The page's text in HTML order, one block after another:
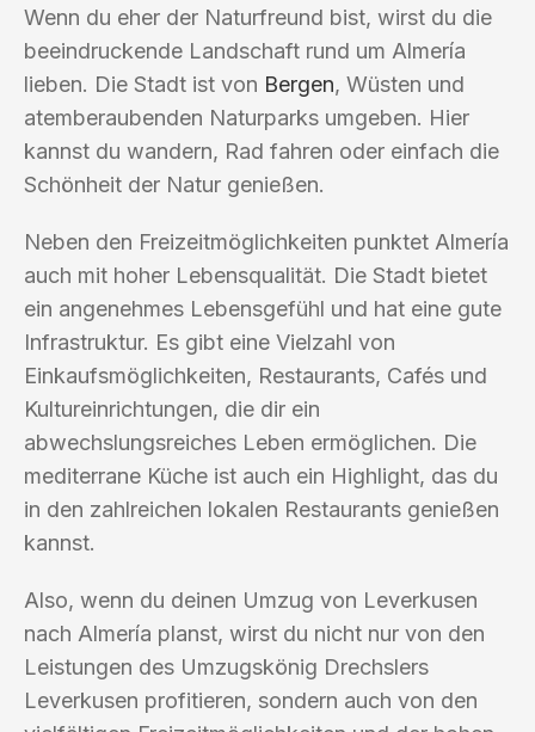
Wenn du eher der Naturfreund bist, wirst du die
beeindruckende Landschaft rund um Almería
lieben. Die Stadt ist von Bergen, Wüsten und
atemberaubenden Naturparks umgeben. Hier
kannst du wandern, Rad fahren oder einfach die
Schönheit der Natur genießen.
Neben den Freizeitmöglichkeiten punktet Almería
auch mit hoher Lebensqualität. Die Stadt bietet
ein angenehmes Lebensgefühl und hat eine gute
Infrastruktur. Es gibt eine Vielzahl von
Einkaufsmöglichkeiten, Restaurants, Cafés und
Kultureinrichtungen, die dir ein
abwechslungsreiches Leben ermöglichen. Die
mediterrane Küche ist auch ein Highlight, das du
in den zahlreichen lokalen Restaurants genießen
kannst.
Also, wenn du deinen Umzug von Leverkusen
nach Almería planst, wirst du nicht nur von den
Leistungen des Umzugskönig Drechslers
Leverkusen profitieren, sondern auch von den